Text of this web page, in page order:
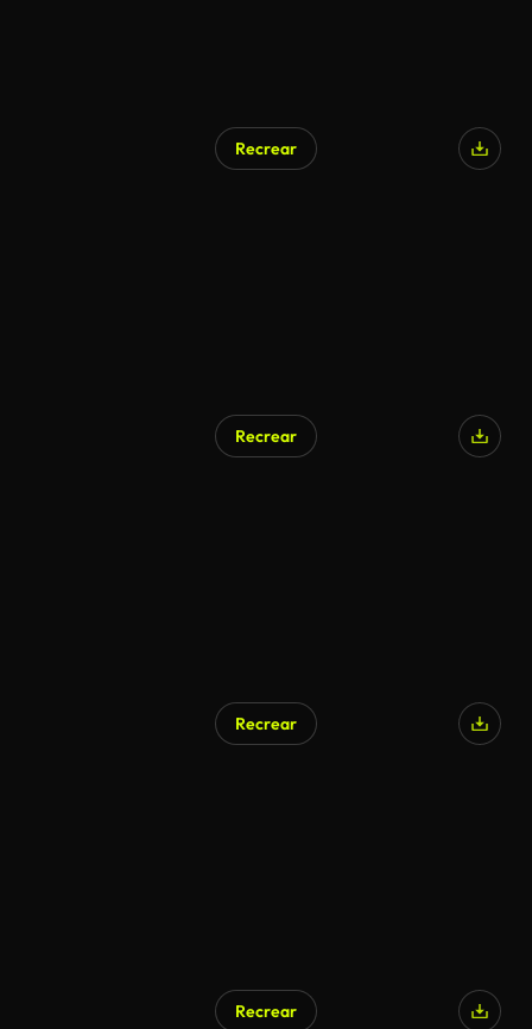
Recrear
Recrear
Recrear
Recrear